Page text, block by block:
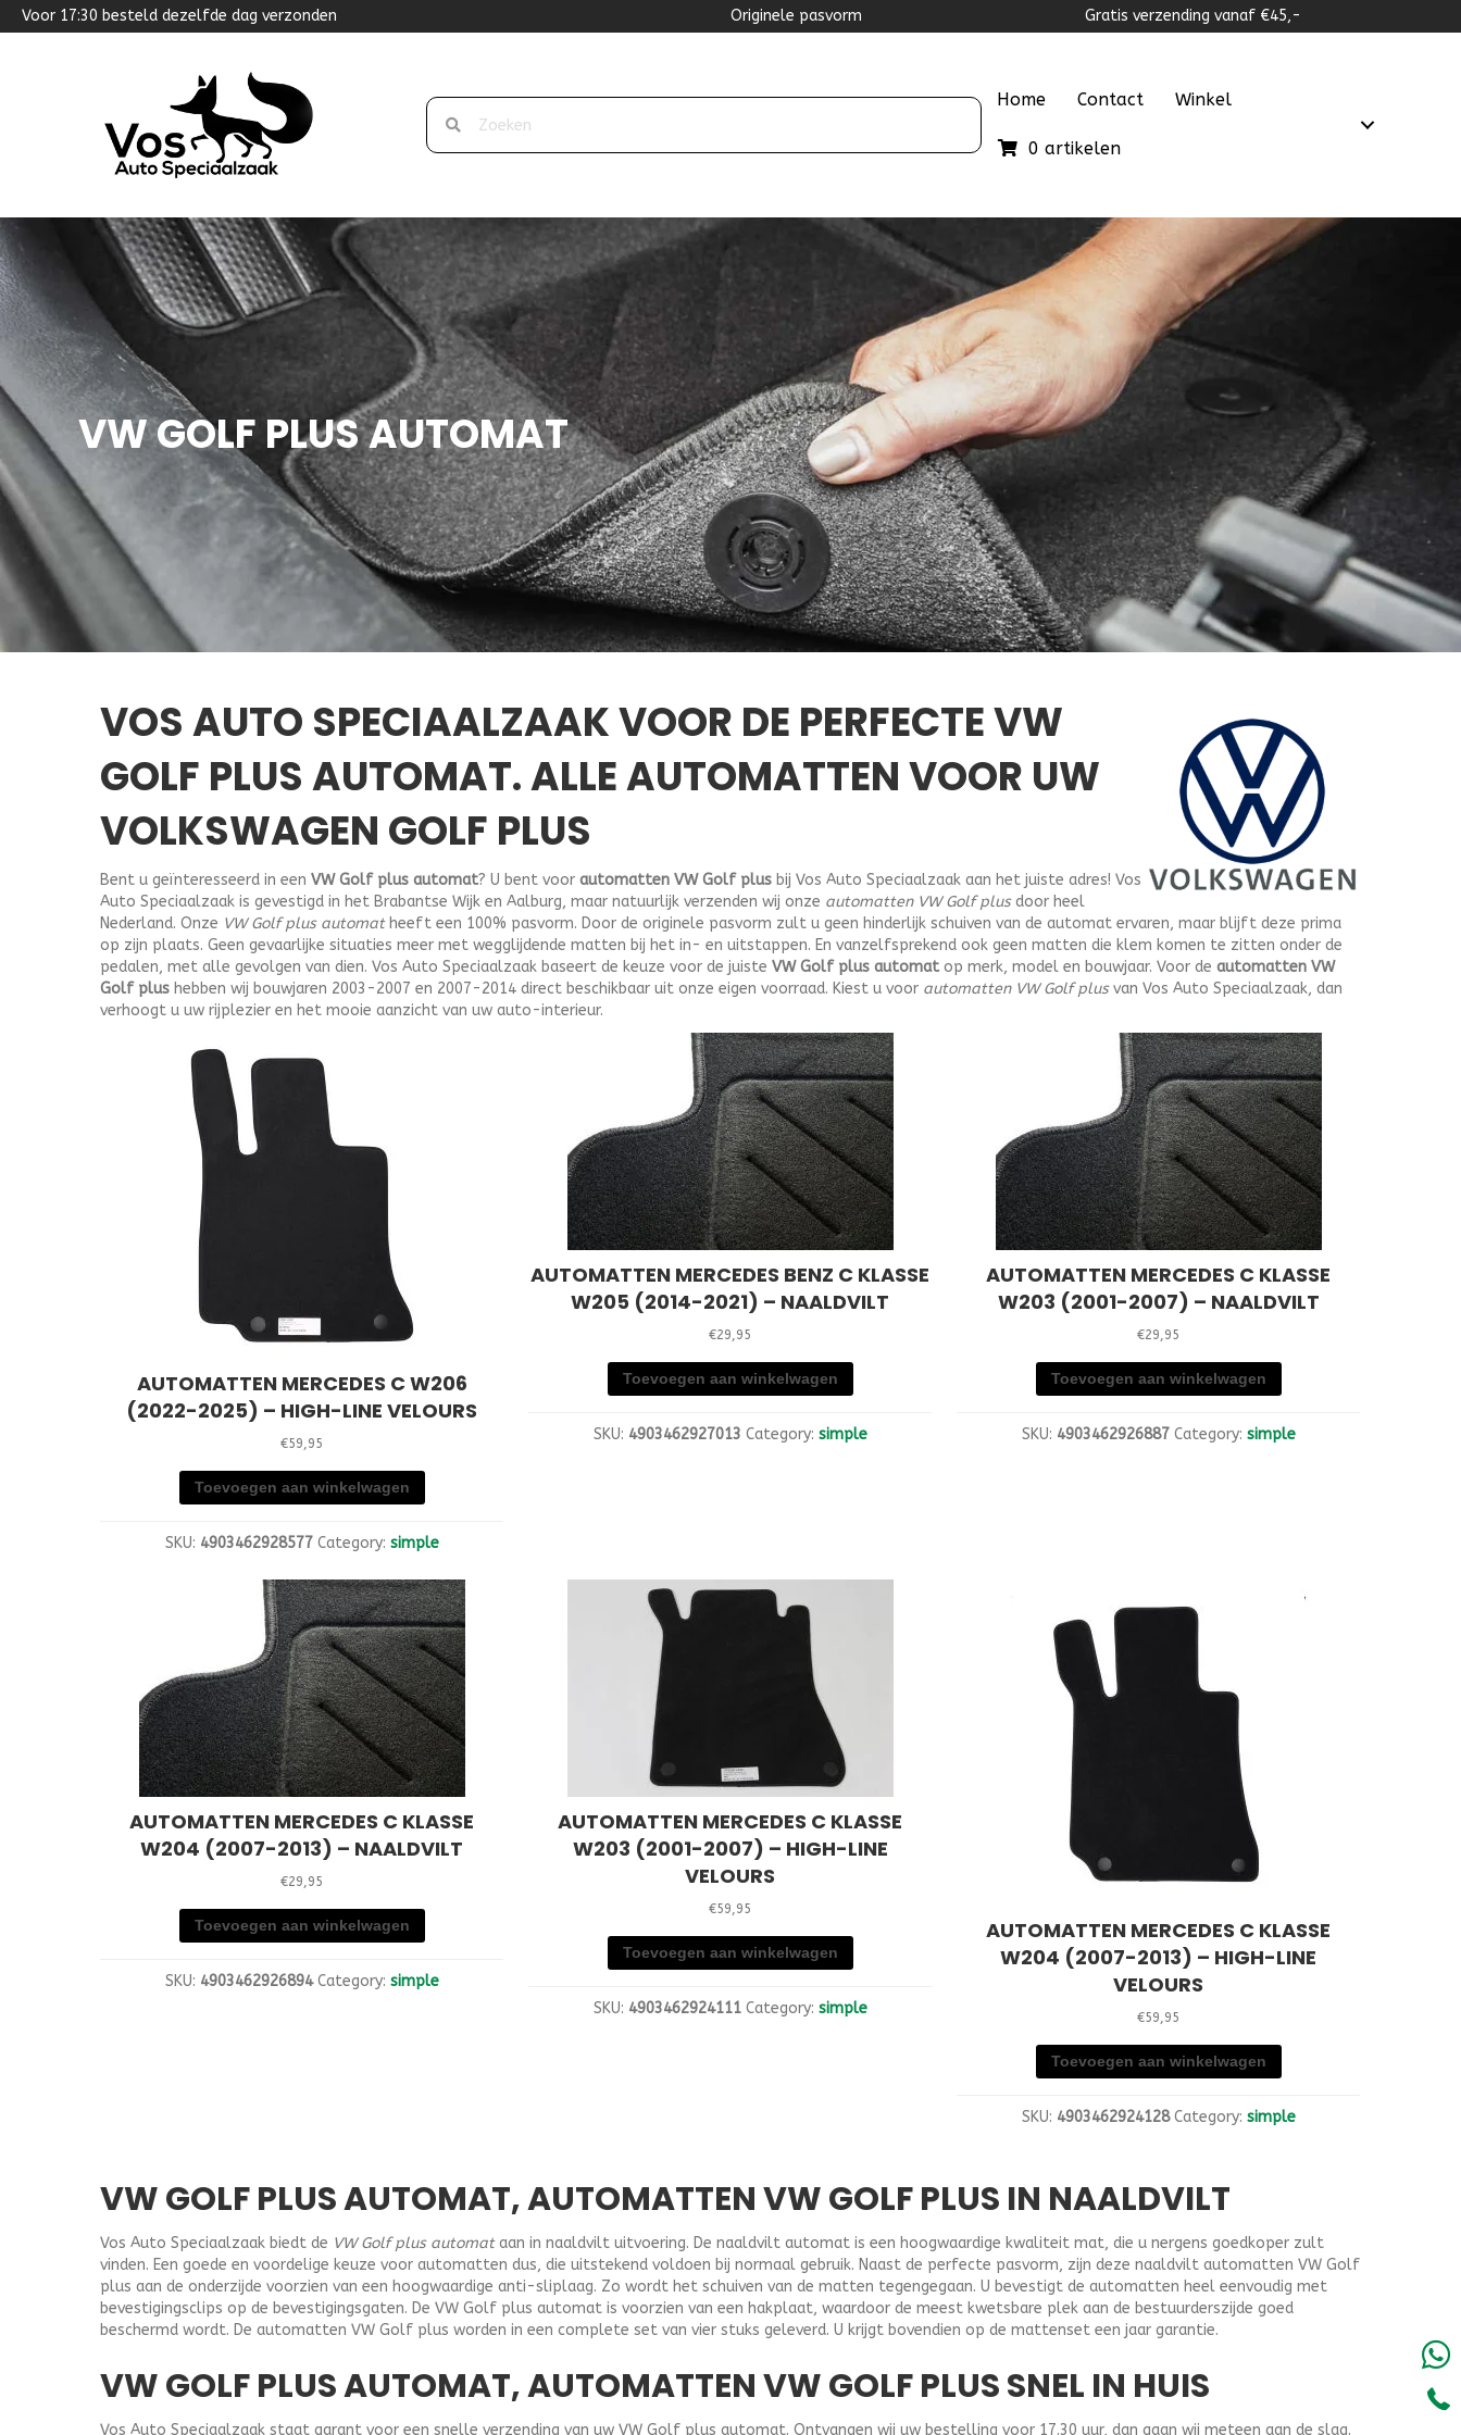
Voor 17:30 besteld dezelfde dag verzonden Originele pasvorm Gratis verzending vanaf €45,-
Home Contact Winkel
0 artikelen
VW GOLF PLUS AUTOMAT
VOS AUTO SPECIAALZAAK VOOR DE PERFECTE VW
GOLF PLUS AUTOMAT. ALLE AUTOMATTEN VOOR UW
VOLKSWAGEN GOLF PLUS
Bent u geïnteresseerd in een VW Golf plus automat? U bent voor automatten VW Golf plus bij Vos Auto Speciaalzaak aan het juiste adres! Vos
Auto Speciaalzaak is gevestigd in het Brabantse Wijk en Aalburg, maar natuurlijk verzenden wij onze automatten VW Golf plusdoor heel
Nederland. Onze VW Golf plus automat heeft een 100% pasvorm. Door de originele pasvorm zult u geen hinderlijk schuiven van de automat ervaren, maar blijft deze prima
op zijn plaats. Geen gevaarlijke situaties meer met wegglijdende matten bij het in- en uitstappen. En vanzelfsprekend ook geen matten die klem komen te zitten onder de
pedalen, met alle gevolgen van dien. Vos Auto Speciaalzaak baseert de keuze voor de juiste VW Golf plus automat op merk, model en bouwjaar. Voor de automatten VW
Golf plus hebben wij bouwjaren 2003-2007 en 2007-2014 direct beschikbaar uit onze eigen voorraad. Kiest u voor automatten VW Golf plusvan Vos Auto Speciaalzaak, dan
verhoogt u uw rijplezier en het mooie aanzicht van uw auto-interieur.
AUTOMATTEN MERCEDES C W206
(2022-2025) – HIGH-LINE VELOURS
€59,95
Toevoegen aan winkelwagen
SKU: 4903462928577 Category: simple
AUTOMATTEN MERCEDES BENZ C KLASSE
W205 (2014-2021) – NAALDVILT
€29,95
Toevoegen aan winkelwagen
SKU: 4903462927013 Category: simple
AUTOMATTEN MERCEDES C KLASSE
W203 (2001-2007) – NAALDVILT
€29,95
Toevoegen aan winkelwagen
SKU: 4903462926887 Category: simple
AUTOMATTEN MERCEDES C KLASSE
W204 (2007-2013) – NAALDVILT
€29,95
Toevoegen aan winkelwagen
SKU: 4903462926894 Category: simple
AUTOMATTEN MERCEDES C KLASSE
W203 (2001-2007) – HIGH-LINE
VELOURS
€59,95
Toevoegen aan winkelwagen
SKU: 4903462924111 Category: simple
AUTOMATTEN MERCEDES C KLASSE
W204 (2007-2013) – HIGH-LINE
VELOURS
€59,95
Toevoegen aan winkelwagen
SKU: 4903462924128 Category: simple
VW GOLF PLUS AUTOMAT, AUTOMATTEN VW GOLF PLUS IN NAALDVILT
Vos Auto Speciaalzaak biedt de VW Golf plus automataan in naaldvilt uitvoering. De naaldvilt automat is een hoogwaardige kwaliteit mat, die u nergens goedkoper zult
vinden. Een goede en voordelige keuze voor automatten dus, die uitstekend voldoen bij normaal gebruik. Naast de perfecte pasvorm, zijn deze naaldvilt automatten VW Golf
plus aan de onderzijde voorzien van een hoogwaardige anti-sliplaag. Zo wordt het schuiven van de matten tegengegaan. U bevestigt de automatten heel eenvoudig met
bevestigingsclips op de bevestigingsgaten. De VW Golf plus automat is voorzien van een hakplaat, waardoor de meest kwetsbare plek aan de bestuurderszijde goed
beschermd wordt. De automatten VW Golf plus worden in een complete set van vier stuks geleverd. U krijgt bovendien op de mattenset een jaar garantie.
VW GOLF PLUS AUTOMAT, AUTOMATTEN VW GOLF PLUS SNEL IN HUIS
Vos Auto Speciaalzaak staat garant voor een snelle verzending van uw VW Golf plus automat. Ontvangen wij uw bestelling voor 17.30 uur, dan gaan wij meteen aan de slag.